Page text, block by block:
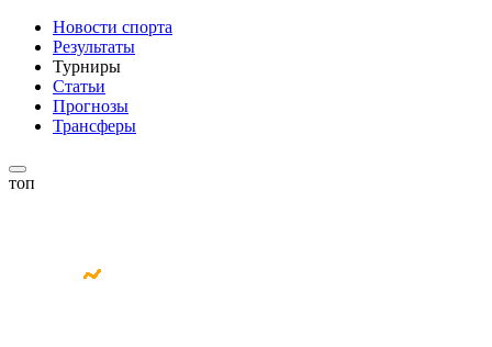
Новости спорта
Результаты
Турниры
Статьи
Прогнозы
Трансферы
топ